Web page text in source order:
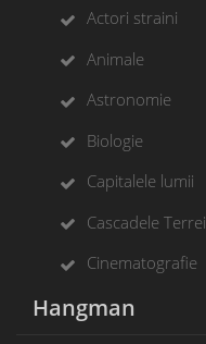
Actori straini
Animale
Astronomie
Biologie
Capitalele lumii
Cascadele Terrei
Cinematografie
Hangman